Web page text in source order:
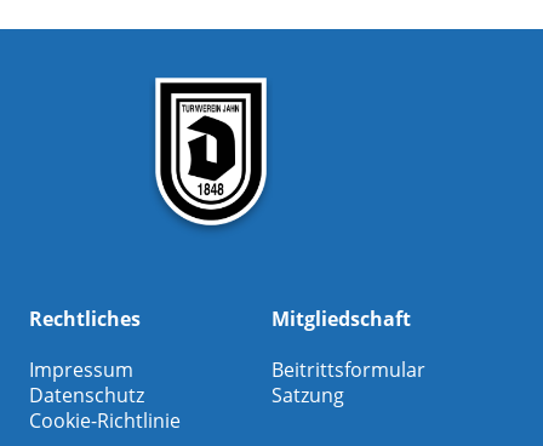
Rechtliches
Impressum
Datenschutz
Cookie-Richtlinie
Mitgliedschaft
Beitrittsformular
Satzung